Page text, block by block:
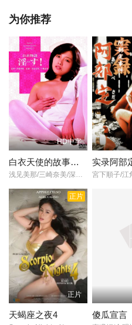
玷污的教坛～》高清mp4迅雷下载
直白、老是觉得自己才是最优秀
今天美结又来要鄙视大家了……但
校室内只剩老师你和我啦」将手
地、强吻后硬是干了下去…
为你推荐
HD中字
白衣天使的故事：下流的行为
浅见美那/三崎奈美/深見博/野上祐二/
实录阿部
正片
正片
天蝎座之夜4 傻瓜宣言